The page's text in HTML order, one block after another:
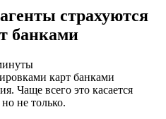
страхуются
банками
карт банками
Чаще всего это касается
не только.